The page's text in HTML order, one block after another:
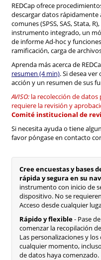
REDCap ofrece
descargar datos rápidamente
comunes (SPSS, SAS, Stata,
instrumento integrado, un
de informe Ad-hoc y
ramificación, carga de
Aprenda más acerca de
resumen (4 min). Si desea
acción y un resumen de sus
AVISO: la recolección de
requiere la revisión y
Comité institucional de
Si necesita ayuda o tiene
favor póngase en contacto
Cree encuestas y bases
rápida y segura en su
instrumento con inicio de
dispositivo. No se
Acceso desde cualquier
Rápido y flexible- Pase
comenzar la recopilación
Las personalizaciones y
cualquier momento,
de datos haya comenzado.